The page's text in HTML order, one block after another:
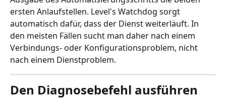
ersten Anlaufstellen. Level's Watchdog sorgt
automatisch dafür, dass der Dienst weiterläuft. In
den meisten Fällen sucht man daher nach einem
Verbindungs- oder Konfigurationsproblem, nicht
nach einem Dienstproblem.
Den Diagnosebefehl ausführen